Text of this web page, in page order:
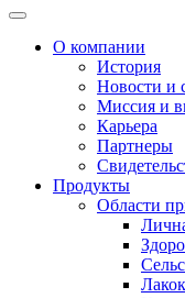
О компании
История
Новости и
Миссия и
Карьера
Партнеры
Продукты
Области